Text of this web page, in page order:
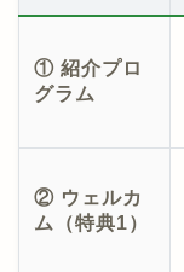
① 紹介プロ
グラム
② ウェルカ
ム（特典1）